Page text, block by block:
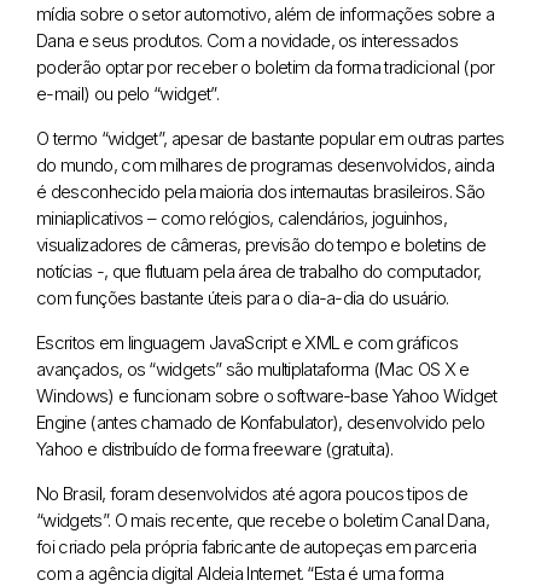
mídia sobre o setor automotivo, além de informações sobre a
Dana e seus produtos. Com a novidade, os interessados
poderão optar por receber o boletim da forma tradicional (por
e-mail) ou pelo “widget”.
O termo “widget”, apesar de bastante popular em outras partes
do mundo, com milhares de programas desenvolvidos, ainda
é desconhecido pela maioria dos internautas brasileiros. São
miniaplicativos – como relógios, calendários, joguinhos,
visualizadores de câmeras, previsão do tempo e boletins de
notícias -, que flutuam pela área de trabalho do computador,
com funções bastante úteis para o dia-a-dia do usuário.
Escritos em linguagem JavaScript e XML e com gráficos
avançados, os “widgets” são multiplataforma (Mac OS X e
Windows) e funcionam sobre o software-base Yahoo Widget
Engine (antes chamado de Konfabulator), desenvolvido pelo
Yahoo e distribuído de forma freeware (gratuita).
No Brasil, foram desenvolvidos até agora poucos tipos de
“widgets”. O mais recente, que recebe o boletim Canal Dana,
foi criado pela própria fabricante de autopeças em parceria
com a agência digital Aldeia Internet. “Esta é uma forma